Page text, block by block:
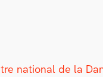
nation­al de la